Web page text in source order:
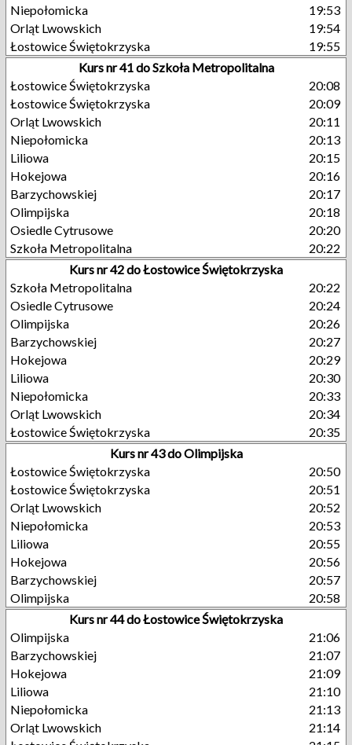
Niepołomicka
19:53
Orląt Lwowskich
19:54
Łostowice Świętokrzyska
19:55
Kurs nr 41 do Szkoła Metropolitalna
Łostowice Świętokrzyska
20:08
Łostowice Świętokrzyska
20:09
Orląt Lwowskich
20:11
Niepołomicka
20:13
Liliowa
20:15
Hokejowa
20:16
Barzychowskiej
20:17
Olimpijska
20:18
Osiedle Cytrusowe
20:20
Szkoła Metropolitalna
20:22
Kurs nr 42 do Łostowice Świętokrzyska
Szkoła Metropolitalna
20:22
Osiedle Cytrusowe
20:24
Olimpijska
20:26
Barzychowskiej
20:27
Hokejowa
20:29
Liliowa
20:30
Niepołomicka
20:33
Orląt Lwowskich
20:34
Łostowice Świętokrzyska
20:35
Kurs nr 43 do Olimpijska
Łostowice Świętokrzyska
20:50
Łostowice Świętokrzyska
20:51
Orląt Lwowskich
20:52
Niepołomicka
20:53
Liliowa
20:55
Hokejowa
20:56
Barzychowskiej
20:57
Olimpijska
20:58
Kurs nr 44 do Łostowice Świętokrzyska
Olimpijska
21:06
Barzychowskiej
21:07
Hokejowa
21:09
Liliowa
21:10
Niepołomicka
21:13
Orląt Lwowskich
21:14